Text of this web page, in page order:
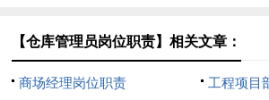
【仓库管理员岗位职责】相关文章：
商场经理岗位职责 工程项目